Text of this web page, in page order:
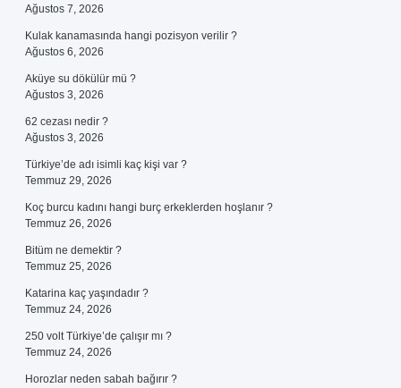
Ağustos 7, 2026
Kulak kanamasında hangi pozisyon verilir ?
Ağustos 6, 2026
Aküye su dökülür mü ?
Ağustos 3, 2026
62 cezası nedir ?
Ağustos 3, 2026
Türkiye’de adı isimli kaç kişi var ?
Temmuz 29, 2026
Koç burcu kadını hangi burç erkeklerden hoşlanır ?
Temmuz 26, 2026
Bitüm ne demektir ?
Temmuz 25, 2026
Katarina kaç yaşındadır ?
Temmuz 24, 2026
250 volt Türkiye’de çalışır mı ?
Temmuz 24, 2026
Horozlar neden sabah bağırır ?